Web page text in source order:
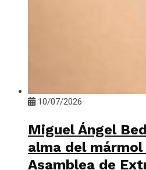
10/07/2026
Miguel Ángel
alma del
Asamblea de